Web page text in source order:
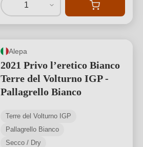
1
Alepa
2021 Privo l’eretico Bianco
Terre del Volturno IGP -
Pallagrello Bianco
Terre del Volturno IGP
Pallagrello Bianco
Secco / Dry